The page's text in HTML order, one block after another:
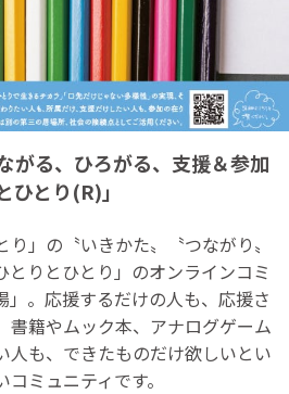
がる、ひろがる、支援＆参加
ひとり(R)」
り」の〝いきかた〟〝つながり〟
とりとひとり」のオンラインコミ
」。応援するだけの人も、応援さ
書籍やムック本、アナログゲーム
人も、できたものだけ欲しいとい
ミュニティです。